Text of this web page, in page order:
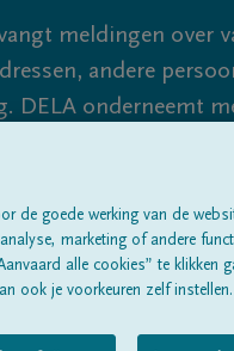
meldingen over
andere
onderneemt
blijf waakzaam.
Alle rouwberichten Over ons
de goede werking van de
marketing of andere
alle cookies” te klikken
ook je voorkeuren zelf instellen.